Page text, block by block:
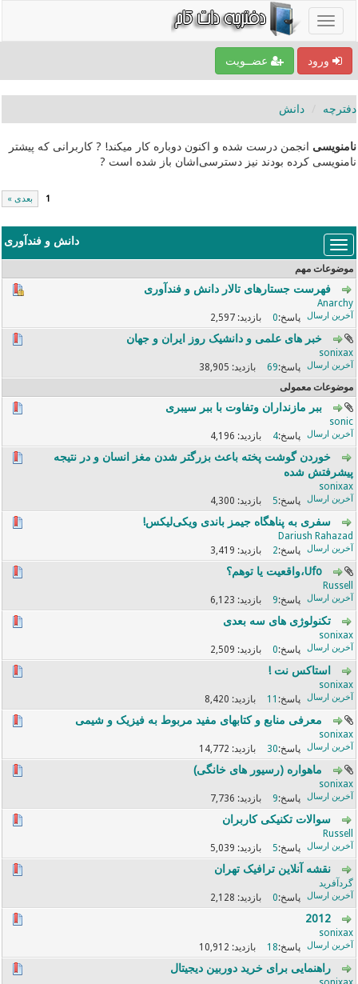
ورود عضــویت
دفترچه دانش
نامنویسی انجمن درست شده و اکنون دوباره کار میکند! ? کاربرانی که پیشتر
نامنویسی کرده بودند نیز دسترسی‌اشان باز شده است ?
1 بعدی »
دانش و فندآوری
موضوعات مهم
فهرست جستارهای تالار دانش و فندآوری
Anarchy
0
2,597
خبر های علمی و دانشیک روز ایران و جهان
sonixax
69
موضوعات معمولی
ببر مازنداران وتفاوت با ببر سیبری
sonic
4
خوردن گوشت پخته باعث بزرگتر شدن مغز انسان و در نتیجه
پیشرفتش شده
sonixax
5
سفری به پناهگاه جیمز باندی ویکی‌لیکس!
Dariush Rahazad
2
Ufo،واقعیت یا توهم؟
Russell
9
تکنولوژی های سه بعدی
sonixax
0
استاکس نت !
sonixax
11
معرفی منابع و کتابهای مفید مربوط به فیزیک و شیمی
sonixax
30
ماهواره (رسیور های خانگی)
sonixax
9
سوالات تکنیکی کاربران
Russell
5
نقشه آنلاین ترافیک تهران
گردآفرید
0
2012
sonixax
18
راهنمایی برای خرید دوربین دیجیتال